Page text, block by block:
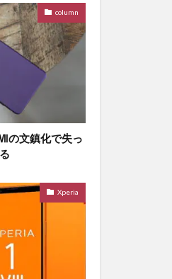
column
の文鎮化で失っ
Xperia